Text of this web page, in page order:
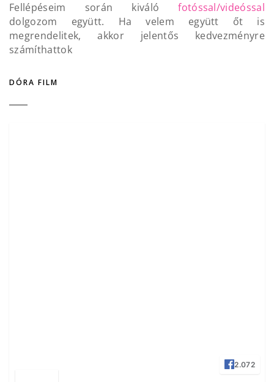
Fellépéseim során kiválófotóssal/videóssal
dolgozom együtt. Ha velem együtt őt is
megrendelitek, akkor jelentős kedvezményre
számíthattok
DÓRA FILM
2.072